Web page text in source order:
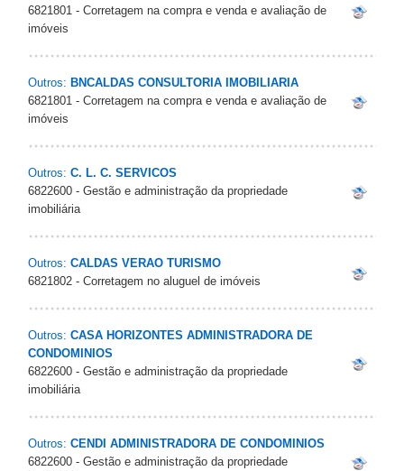
6821801 - Corretagem na compra e venda e avaliação de
imóveis
Outros: BNCALDAS CONSULTORIA IMOBILIARIA
6821801 - Corretagem na compra e venda e avaliação de
imóveis
Outros: C. L. C. SERVICOS
6822600 - Gestão e administração da propriedade
imobiliária
Outros: CALDAS VERAO TURISMO
6821802 - Corretagem no aluguel de imóveis
Outros: CASA HORIZONTES ADMINISTRADORA DE
CONDOMINIOS
6822600 - Gestão e administração da propriedade
imobiliária
Outros: CENDI ADMINISTRADORA DE CONDOMINIOS
6822600 - Gestão e administração da propriedade